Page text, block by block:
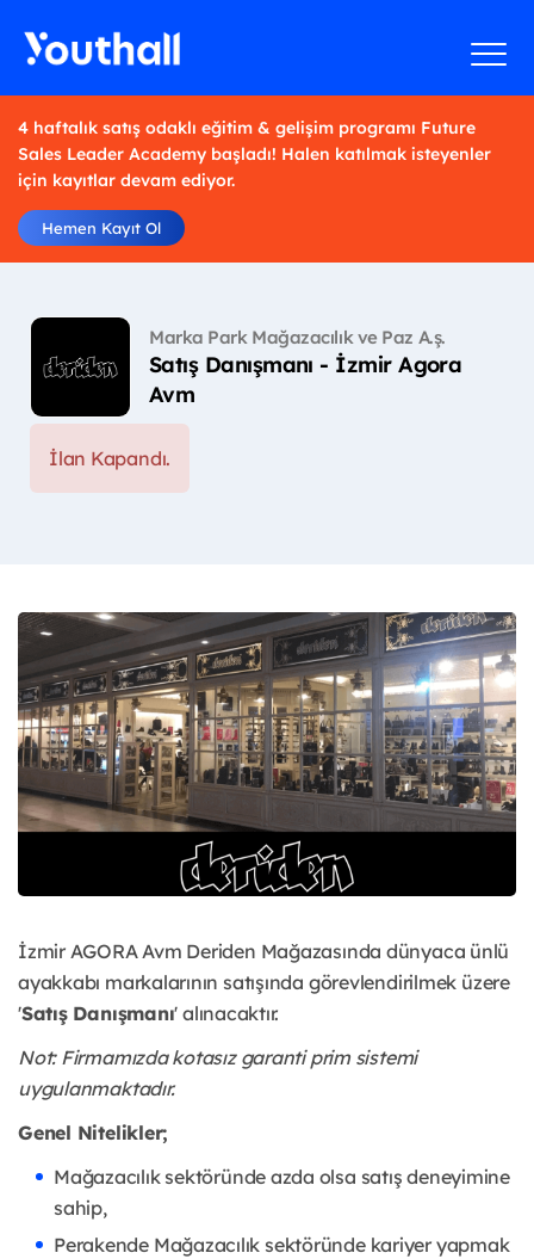
4 haftalık satış odaklı eğitim & gelişim programı Future
Sales Leader Academy başladı! Halen katılmak isteyenler
için kayıtlar devam ediyor.
Hemen Kayıt Ol
Marka Park Mağazacılık ve Paz A.ş.
Satış Danışmanı - İzmir Agora
Avm
İlan Kapandı.
İzmir AGORA Avm Deriden Mağazasında dünyaca ünlü
ayakkabı markalarının satışında görevlendirilmek üzere
'Satış Danışmanı' alınacaktır.
Not: Firmamızda kotasız garanti prim sistemi
uygulanmaktadır.
Genel Nitelikler;
Mağazacılık sektöründe azda olsa satış deneyimine
sahip,
Perakende Mağazacılık sektöründe kariyer yapmak